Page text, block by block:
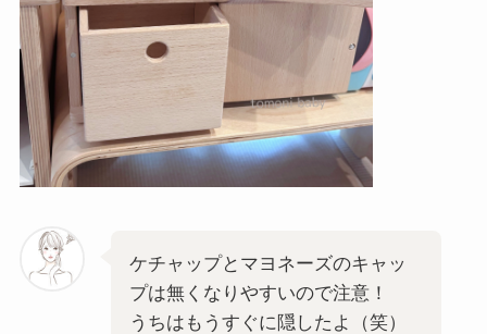
ケチャップとマヨネーズのキャッ
プは無くなりやすいので注意！
うちはもうすぐに隠したよ（笑）